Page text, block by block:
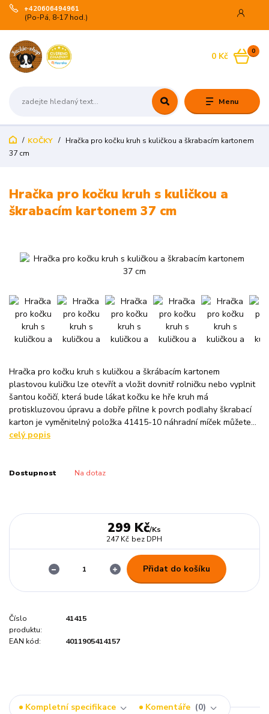
Menu
+420606494961
(Po-Pá, 8-17 hod.)
0
0 Kč
KOČKY
Hračka pro kočku kruh s kuličkou a škrabacím kartonem
37 cm
Hračka pro kočku kruh s kuličkou a
škrabacím kartonem 37 cm
Hračka pro kočku kruh s kuličkou a škrábacím kartonem
plastovou kuličku lze otevřít a vložit dovnitř rolničku nebo vyplnit
šantou kočičí, která bude lákat kočku ke hře kruh má
protiskluzovou úpravu a dobře přilne k povrch podlahy škrabací
karton je vyměnitelný položka 41415-10 náhradní míček můžete...
celý popis
Dostupnost Na dotaz
299 Kč/Ks
247 Kč bez DPH
Přidat do košíku
Číslo
produktu:
41415
EAN kód: 4011905414157
Kompletní specifikace Komentáře 0